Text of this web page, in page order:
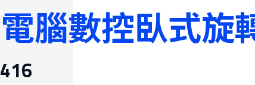
電腦數控臥式旋